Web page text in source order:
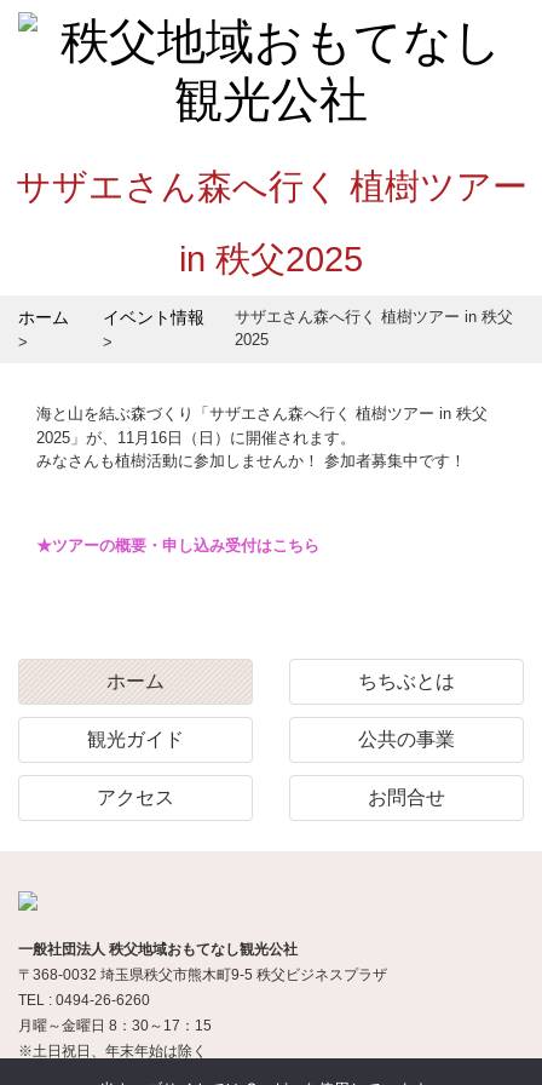
サザエさん森へ行く 植樹ツアー
in 秩父2025
ホーム イベント情報
サザエさん森へ行く 植樹ツアー in 秩父
2025
海と山を結ぶ森づくり「サザエさん森へ行く 植樹ツアー in 秩父
2025」が、11月16日（日）に開催されます。
みなさんも植樹活動に参加しませんか！ 参加者募集中です！
★ツアーの概要・申し込み受付はこちら
ホーム ちちぶとは
観光ガイド 公共の事業
アクセス お問合せ
一般社団法人 秩父地域おもてなし観光公社
〒368-0032 埼玉県秩父市熊木町9-5 秩父ビジネスプラザ
TEL : 0494-26-6260
月曜～金曜日 8：30～17：15
※土日祝日、年末年始は除く